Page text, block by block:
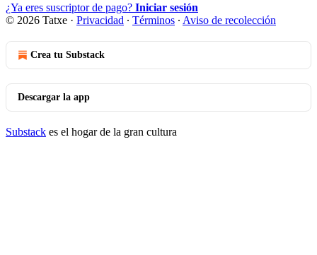
¿Ya eres suscriptor de pago? Iniciar sesión
© 2026 Tatxe · Privacidad ∙ Términos ∙ Aviso de recolección
Crea tu Substack
Descargar la app
Substack es el hogar de la gran cultura